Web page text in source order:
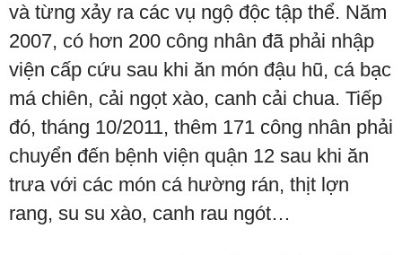
và từng xảy ra các vụ ngộ độc tập thể. Năm
2007, có hơn 200 công nhân đã phải nhập
viện cấp cứu sau khi ăn món đậu hũ, cá bạc
má chiên, cải ngọt xào, canh cải chua. Tiếp
đó, tháng 10/2011, thêm 171 công nhân phải
chuyển đến bệnh viện quận 12 sau khi ăn
trưa với các món cá hường rán, thịt lợn
rang, su su xào, canh rau ngót…